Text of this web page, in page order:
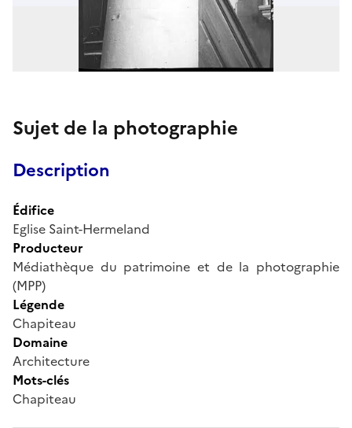
Sujet de la photographie
Description
Édifice
Eglise Saint-Hermeland
Producteur
Médiathèque du patrimoine et de la photographie
(MPP)
Légende
Chapiteau
Domaine
Architecture
Mots-clés
Chapiteau